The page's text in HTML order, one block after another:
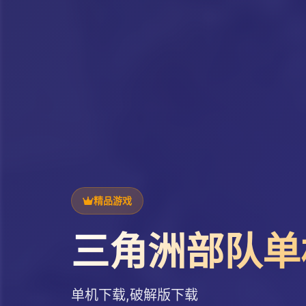
精品游戏
三角洲部队
单机下载,破解版下载